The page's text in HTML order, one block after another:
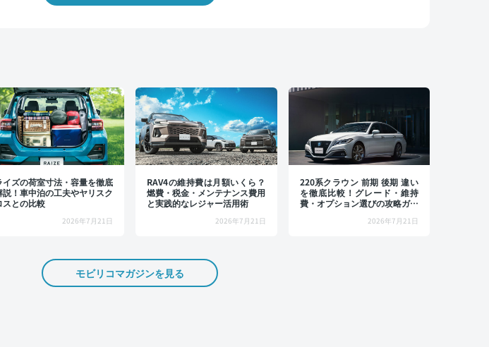
イズの荷室寸法・容量を徹底
説！車中泊の工夫やヤリスク
スとの比較
2026年7月21日
RAV4の維持費は月額いくら？
燃費・税金・メンテナンス費用
と実践的なレジャー活用術
2026年7月21日
220系クラウン 前期 後期 違い
を徹底比較！グレード・維持
費・オプション選びの攻略ガイ
2026年7月21日
モビリコマガジンを見る